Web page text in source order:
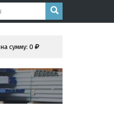
на сумму:0